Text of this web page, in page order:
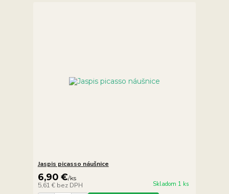
Jaspis picasso náušnice
6,90 €/ks
5,61 € bez DPH Skladom 1 ks